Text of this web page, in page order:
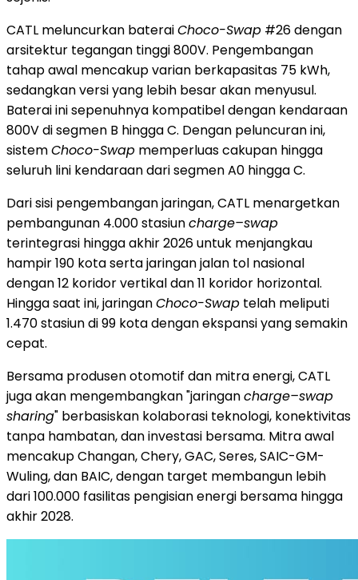
CATL meluncurkan bateraiChoco-Swap #26 dengan
arsitektur tegangan tinggi 800V. Pengembangan
tahap awal mencakup varian berkapasitas 75 kWh,
sedangkan versi yang lebih besar akan menyusul.
Baterai ini sepenuhnya kompatibel dengan kendaraan
800V di segmen B hingga C. Dengan peluncuran ini,
sistemChoco-Swap memperluas cakupan hingga
seluruh lini kendaraan dari segmen A0 hingga C.
Dari sisi pengembangan jaringan, CATL menargetkan
pembangunan 4.000 stasiuncharge–swap
terintegrasi hingga akhir 2026 untuk menjangkau
hampir 190 kota serta jaringan jalan tol nasional
dengan 12 koridor vertikal dan 11 koridor horizontal.
Hingga saat ini, jaringanChoco-Swap telah meliputi
1.470 stasiun di 99 kota dengan ekspansi yang semakin
cepat.
Bersama produsen otomotif dan mitra energi, CATL
juga akan mengembangkan "jaringancharge–swap
sharing" berbasiskan kolaborasi teknologi, konektivitas
tanpa hambatan, dan investasi bersama. Mitra awal
mencakup Changan, Chery, GAC, Seres, SAIC-GM-
Wuling, dan BAIC, dengan target membangun lebih
dari 100.000 fasilitas pengisian energi bersama hingga
akhir 2028.